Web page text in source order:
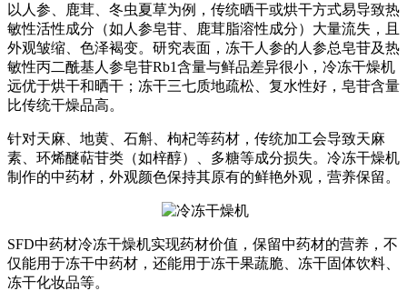
以人参、鹿茸、冬虫夏草为例，传统晒干或烘干方式易导致热
敏性活性成分（如人参皂苷、鹿茸脂溶性成分）大量流失，且
外观皱缩、色泽褐变。研究表面，冻干人参的人参总皂苷及热
敏性丙二酰基人参皂苷Rb1含量与鲜品差异很小，冷冻干燥机
远优于烘干和晒干；冻干三七质地疏松、复水性好，皂苷含量
比传统干燥品高。
针对天麻、地黄、石斛、枸杞等药材，传统加工会导致天麻
素、环烯醚萜苷类（如梓醇）、多糖等成分损失。冷冻干燥机
制作的中药材，外观颜色保持其原有的鲜艳外观，营养保留。
SFD中药材冷冻干燥机实现药材价值，保留中药材的营养，不
仅能用于冻干中药材，还能用于冻干果蔬脆、冻干固体饮料、
冻干化妆品等。